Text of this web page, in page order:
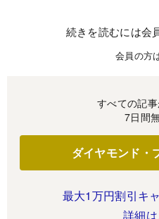
続きを読むには会
会員の方
すべての記
7日間
ダイヤモンド・
最大1万円割引キ
詳細